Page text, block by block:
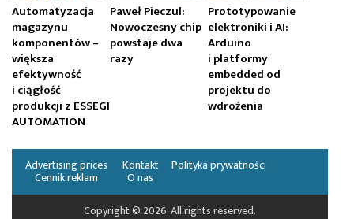
Automatyzacja
magazynu
komponentów –
większa
efektywność
i ciągłość
produkcji z ESSEGI
AUTOMATION
Paweł Pieczul:
Nowoczesny chip
powstaje dwa
razy
Prototypowanie
elektroniki i AI:
Arduino
i platformy
embedded od
projektu do
wdrożenia
Cennik reklam
Advertising prices Kontakt
O nas
Polityka prywatności
Copyright © 2026. All rights reserved.